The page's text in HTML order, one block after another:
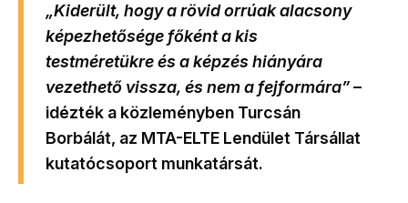
„Kiderült, hogy a rövid orrúak alacsony
képezhetősége főként a kis
testméretükre és a képzés hiányára
vezethető vissza, és nem a fejformára”–
idézték a közleményben Turcsán
Borbálát, az MTA-ELTE Lendület Társállat
kutatócsoport munkatársát.